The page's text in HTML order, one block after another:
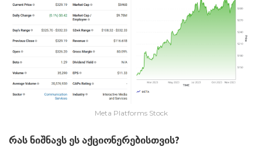
Meta Platforms Stock
რას ნიშნავს ეს აქციონერებისთვის?